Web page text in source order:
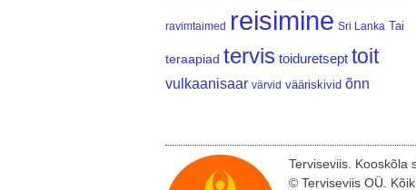
ravimtaimed reisimine Sri Lanka Tai
teraapiad tervis toiduretsept toit
vulkaanisaar värvid vääriskivid õnn
Terviseviis. Kooskõla
© Terviseviis OÜ.